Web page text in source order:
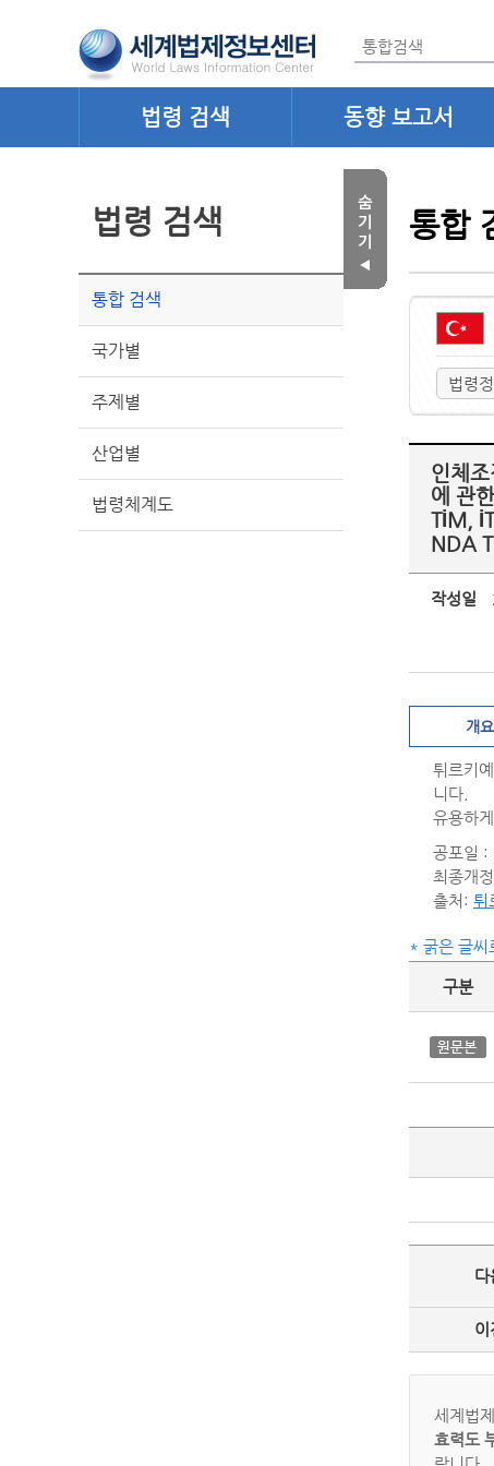
법령 검색 동향 보고서
법령 검색
통합 검색
국가별
주제별
산업별
법령체계도
통합
법령
인체
에 관
TİM,
NDA
작성일
개요
튀르키
니다.
유용하
공포일
최종개
출처: 튀
* 굵은 글씨
구분
다
이
세계법
효력도